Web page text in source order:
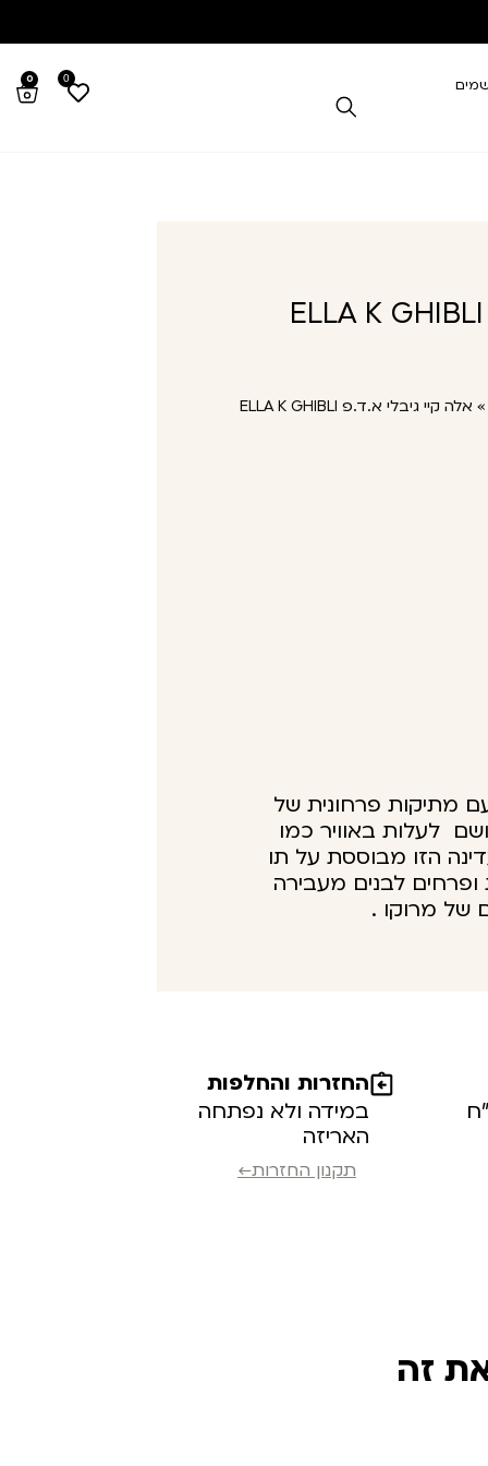
0
0
אלה קיי גיבלי א.ד.פ ELLA K GHIBLI
אלה קיי גיבלי א.ד.פ ELLA K GHIBLI
מתיקות פרחונית של
לעלות באוויר כמו
הזו מבוססת על תו
לבנים מעבירה
של מרוקו .
החזרות והחלפות
במידה ולא נפתחה
האריזה
תקנון החזרות←
זה